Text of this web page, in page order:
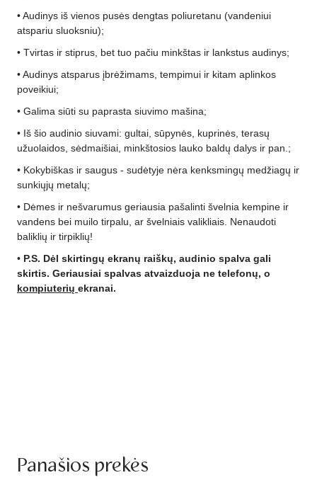
• Audinys iš vienos pusės dengtas poliuretanu (vandeniui
atspariu sluoksniu);
• Tvirtas ir stiprus, bet tuo pačiu minkštas ir lankstus audinys;
• Audinys atsparus įbrėžimams, tempimui ir kitam aplinkos
poveikiui;
• Galima siūti su paprasta siuvimo mašina;
• Iš šio audinio siuvami: gultai, sūpynės, kuprinės, terasų
užuolaidos, sėdmaišiai, minkštosios lauko baldų dalys ir pan.;
• Kokybiškas ir saugus - sudėtyje nėra kenksmingų medžiagų ir
sunkiųjų metalų;
• Dėmes ir nešvarumus geriausia pašalinti švelnia kempine ir
vandens bei muilo tirpalu, ar švelniais valikliais. Nenaudoti
baliklių ir tirpiklių!
• P.S. Dėl skirtingų ekranų raiškų, audinio spalva gali
skirtis. Geriausiai spalvas atvaizduoja ne telefonų, o
kompiuterių ekranai.
Panašios prekės